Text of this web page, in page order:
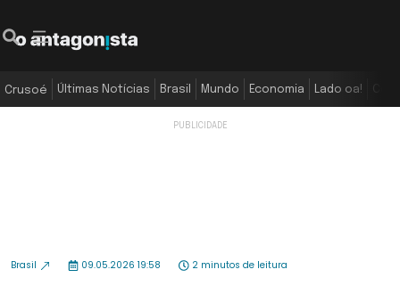
Crusoé Últimas Notícias Brasil Mundo Economia Lado oa!
Brasil 09.05.2026 19:58 2 minutos de leitura